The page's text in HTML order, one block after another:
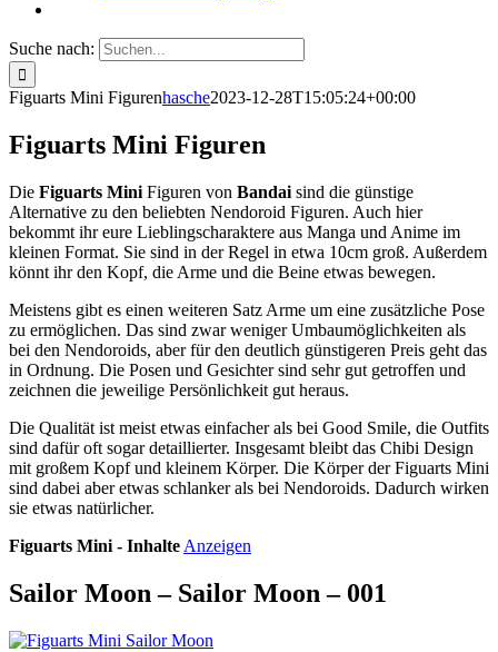
Suche nach:
Figuarts Mini Figurenhasche2023-12-28T15:05:24+00:00
Figuarts Mini Figuren
Die Figuarts Mini Figuren von Bandai sind die günstige
Alternative zu den beliebten Nendoroid Figuren. Auch hier
bekommt ihr eure Lieblingscharaktere aus Manga und Anime im
kleinen Format. Sie sind in der Regel in etwa 10cm groß. Außerdem
könnt ihr den Kopf, die Arme und die Beine etwas bewegen.
Meistens gibt es einen weiteren Satz Arme um eine zusätzliche Pose
zu ermöglichen. Das sind zwar weniger Umbaumöglichkeiten als
bei den Nendoroids, aber für den deutlich günstigeren Preis geht das
in Ordnung. Die Posen und Gesichter sind sehr gut getroffen und
zeichnen die jeweilige Persönlichkeit gut heraus.
Die Qualität ist meist etwas einfacher als bei Good Smile, die Outfits
sind dafür oft sogar detaillierter. Insgesamt bleibt das Chibi Design
mit großem Kopf und kleinem Körper. Die Körper der Figuarts Mini
sind dabei aber etwas schlanker als bei Nendoroids. Dadurch wirken
sie etwas natürlicher.
Figuarts Mini - Inhalte Anzeigen
Sailor Moon – Sailor Moon – 001